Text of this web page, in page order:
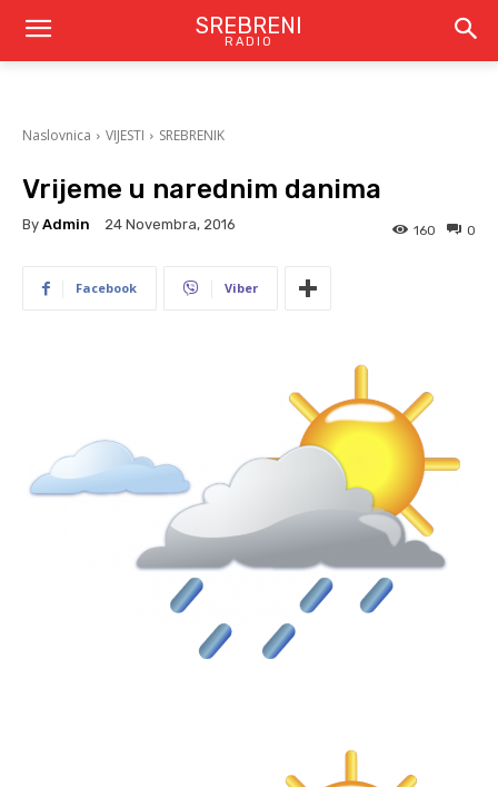
SREBRENI
RADIO
Naslovnica VIJESTI SREBRENIK
Vrijeme u narednim danima
By Admin 24 Novembra, 2016 0
160
Facebook Viber